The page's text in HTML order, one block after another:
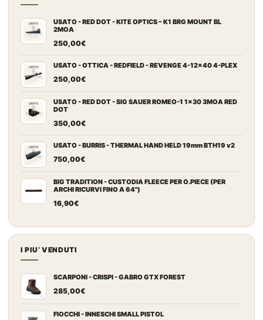
USATO - RED DOT - KITE OPTICS – K1 BRG MOUNT BL
2MOA
250,00€
USATO - OTTICA - REDFIELD - REVENGE 4-12x40 4-PLEX
250,00€
USATO - RED DOT - SIG SAUER ROMEO-1 1x30 3MOA RED
DOT
350,00€
USATO - BURRIS - THERMAL HAND HELD 19mm BTH19 v2
750,00€
BIG TRADITION - CUSTODIA FLEECE PER O.PIECE (PER
ARCHI RICURVI FINO A 64")
16,90€
I PIU’ VENDUTI
SCARPONI - CRISPI - GABRO GTX FOREST
285,00€
FIOCCHI - INNESCHI SMALL PISTOL